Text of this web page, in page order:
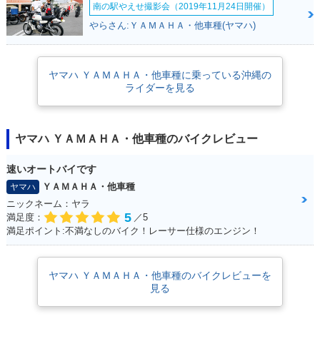
南の駅やえせ撮影会（2019年11月24日開催）
やらさん:ＹＡＭＡＨＡ・他車種(ヤマハ)
ヤマハ ＹＡＭＡＨＡ・他車種に乗っている沖縄の
ライダーを見る
ヤマハ ＹＡＭＡＨＡ・他車種のバイクレビュー
速いオートバイです
ヤマハ
ＹＡＭＡＨＡ・他車種
ニックネーム：ヤラ
満足度：
5 ／5
満足ポイント:不満なしのバイク！レーサー仕様のエンジン！
ヤマハ ＹＡＭＡＨＡ・他車種のバイクレビューを
見る